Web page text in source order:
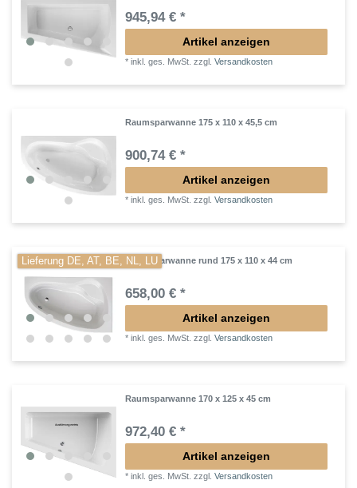
945,94 € *
Artikel anzeigen
*inkl. ges. MwSt. zzgl.Versandkosten
Raumsparwanne 175 x 110 x 45,5 cm
900,74 € *
Artikel anzeigen
*inkl. ges. MwSt. zzgl.Versandkosten
Lieferung DE, AT, BE, NL, LURaumsparwanne rund 175 x 110 x 44 cm
658,00 € *
Artikel anzeigen
*inkl. ges. MwSt. zzgl.Versandkosten
Raumsparwanne 170 x 125 x 45 cm
972,40 € *
Artikel anzeigen
*inkl. ges. MwSt. zzgl.Versandkosten